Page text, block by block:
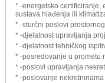
* -energetsko certificiranje,
sustava hlađenja ili
* -sturčni poslovi
* -djelatnost upravljanja
* -djelatnost tehničkog
* -posredovanje u prometu
* -poslovi upravljanja
* -poslovanje nekretninama